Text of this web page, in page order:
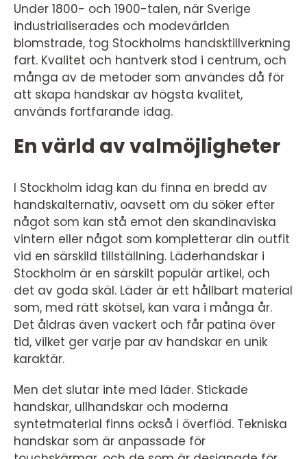
Under 1800- och 1900-talen, när Sverige
industrialiserades och modevärlden
blomstrade, tog Stockholms handsktillverkning
fart. Kvalitet och hantverk stod i centrum, och
många av de metoder som användes då för
att skapa handskar av högsta kvalitet,
används fortfarande idag.
En värld av valmöjligheter
I Stockholm idag kan du finna en bredd av
handskalternativ, oavsett om du söker efter
något som kan stå emot den skandinaviska
vintern eller något som kompletterar din outfit
vid en särskild tillställning. Läderhandskar i
Stockholm är en särskilt populär artikel, och
det av goda skäl. Läder är ett hållbart material
som, med rätt skötsel, kan vara i många år.
Det åldras även vackert och får patina över
tid, vilket ger varje par av handskar en unik
karaktär.
Men det slutar inte med läder. Stickade
handskar, ullhandskar och moderna
syntetmaterial finns också i överflöd. Tekniska
handskar som är anpassade för